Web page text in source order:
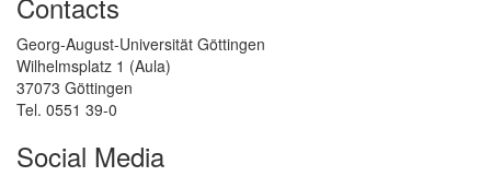
Georg-August-Universität Göttingen
Wilhelmsplatz 1 (Aula)
37073 Göttingen
Tel. 0551 39-0
Social Media